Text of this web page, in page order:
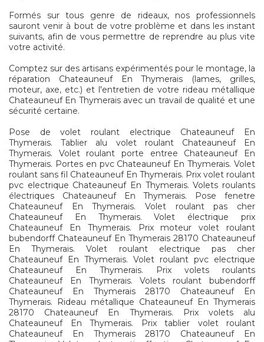
Formés sur tous genre de rideaux, nos professionnels
sauront venir à bout de votre problème et dans les instant
suivants, afin de vous permettre de reprendre au plus vite
votre activité.
Comptez sur des artisans expérimentés pour le montage, la
réparation Chateauneuf En Thymerais (lames, grilles,
moteur, axe, etc.) et l'entretien de votre rideau métallique
Chateauneuf En Thymerais avec un travail de qualité et une
sécurité certaine.
Pose de volet roulant electrique Chateauneuf En
Thymerais. Tablier alu volet roulant Chateauneuf En
Thymerais. Volet roulant porte entree Chateauneuf En
Thymerais. Portes en pvc Chateauneuf En Thymerais. Volet
roulant sans fil Chateauneuf En Thymerais. Prix volet roulant
pvc electrique Chateauneuf En Thymerais. Volets roulants
électriques Chateauneuf En Thymerais. Pose fenetre
Chateauneuf En Thymerais. Volet roulant pas cher
Chateauneuf En Thymerais. Volet électrique prix
Chateauneuf En Thymerais. Prix moteur volet roulant
bubendorff Chateauneuf En Thymerais 28170 Chateauneuf
En Thymerais. Volet roulant electrique pas cher
Chateauneuf En Thymerais. Volet roulant pvc electrique
Chateauneuf En Thymerais. Prix volets roulants
Chateauneuf En Thymerais. Volets roulant bubendorff
Chateauneuf En Thymerais 28170 Chateauneuf En
Thymerais. Rideau métallique Chateauneuf En Thymerais
28170 Chateauneuf En Thymerais. Prix volets alu
Chateauneuf En Thymerais. Prix tablier volet roulant
Chateauneuf En Thymerais 28170 Chateauneuf En